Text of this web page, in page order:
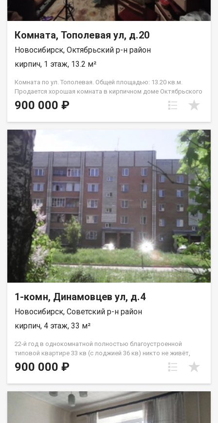
Комната, Тополевая ул, д.20
Новосибирск, Октябрьский р-н район
кирпич, 1 этаж, 13.2 м²
Комната по ул. Тополевая. Общей площадью: 13.20 кв.м.
Продается хорошая комната в кирпичном доме Октябрьского
района г.Новосибирска. Объект находится в квартире, в
которой есть 2 санузла.душевых и две кухонные зоны.
Подходит как для проживания, так и для сдачи в найм. Дом
находится в удобной локации - рядом остановки транспорта,
ТЦ Аура, магазины, аптеки, школа, дет.сад. Комната в чистой
продажи, без обременений и ограничений. Рядом продаётся
комната 23,7 кв.м. Готовы на быструю сделку. Рядом с
объектом находятся:1 школа,4 детских сада,6 продуктовых
магазинов,5 спортивных учреждений. Возможен обмен на
вашу недвижимость. Возможна продажа в рассрочку. При
звонке, пожалуйста, сообщите номер варианта -
JV009054114380.
900 000 ₽
1-комн, Динамовцев ул, д.4
Новосибирск, Советский р-н район
кирпич, 4 этаж, 33 м²
22-й год в однокомнатной полностью благоустроенной
типовой квартире 33 кв (с лоджией 36 кв) никто не живёт,
никто не прописан. В квартире очень большая объёмная
кладовая , в которой можно поместить стиралку +
одежды, по сути заменяет одёжный шкаф. Не хрущёвка -
входы в кухню, в комнату из коридора квартиры. В хрущёвке
вход в кухню через комнату хрущёвки. Продам в этой
квартире по свою 1/4 долю, желательно одному человеку.
900 000 ₽